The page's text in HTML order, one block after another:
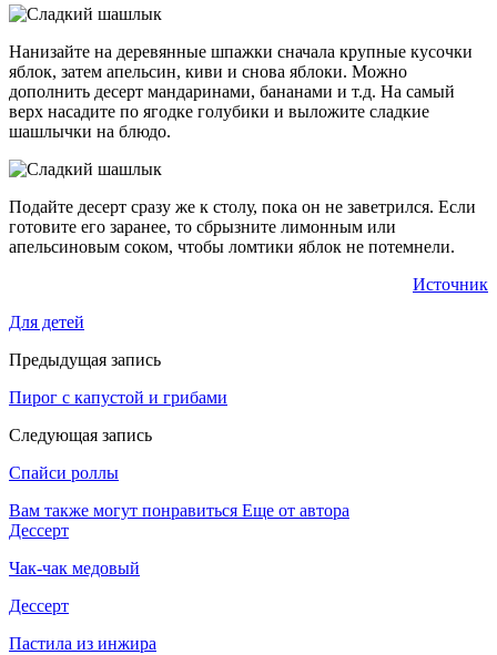
Нанизайте на деревянные шпажки сначала крупные кусочки
яблок, затем апельсин, киви и снова яблоки. Можно
дополнить десерт мандаринами, бананами и т.д. На самый
верх насадите по ягодке голубики и выложите сладкие
шашлычки на блюдо.
Подайте десерт сразу же к столу, пока он не заветрился. Если
готовите его заранее, то сбрызните лимонным или
апельсиновым соком, чтобы ломтики яблок не потемнели.
Источник
Для детей
Предыдущая запись
Пирог с капустой и грибами
Следующая запись
Спайси роллы
Вам также могут понравиться Еще от автора
Дессерт
Чак-чак медовый
Дессерт
Пастила из инжира